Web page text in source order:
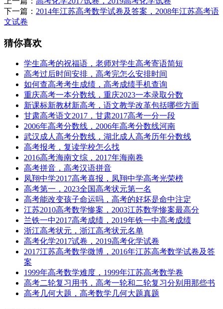
下一篇： 2014年江苏高考数学试卷及答案，2008年江苏高考语
文试卷
猜你喜欢
学生高考的祝福语，老师对学生高考寄语简短
高考过后时间安排，高考完怎么安排时间
如何查高考考生成绩，高考成绩手机查询
重庆高考一本分数线，重庆2023一本录取分数
新课标新教材新高考，语文教学改革包括哪些方面
甘肃高考语文2017，甘肃2017高考一分一段
2006年高考分数线，2006年高考分数线河南
武汉成人高考分数线，湖北成人高考历年分数线
高考报考，复读学校怎么找
2016高考海南文综，2017年海南卷
高考拼音，高考汉语拼音
凤翔中学2017高考喜报，凤翔中学高考光荣榜
高考第一，2023全国高考状元第一名
高考能改变孩子命运吗，高考的好坏是命中注定
江苏2010高考数学惨案，2003江苏数学惨案最高分
兰铁一中2017高考成绩，2019年铁一中高考成绩
浙江高考状元，浙江高考状元名单
高考化学2017试卷，2019高考化学试卷
2017江苏高考数学微博，2016年江苏高考数学试卷及答
案
1999年高考数学难度，1999年江苏高考数学卷
高考二轮复习用书，高考一轮和二轮复习分别用那些书
高考几何大题，高考数学几何大题真题